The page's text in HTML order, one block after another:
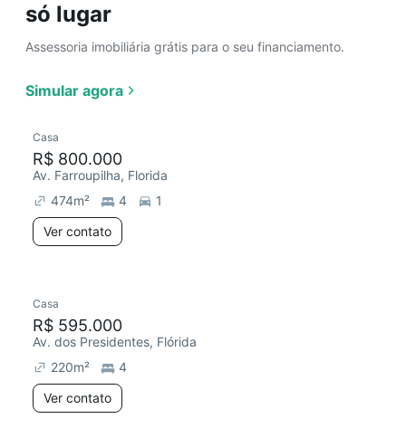
só lugar
Assessoria imobiliária grátis para o seu financiamento.
Simular agora
Casa
R$ 800.000
Av. Farroupilha, Florida
474m² 4
1
Ver contato
Casa
R$ 595.000
Av. dos Presidentes, Flórida
220m²
4
Ver contato